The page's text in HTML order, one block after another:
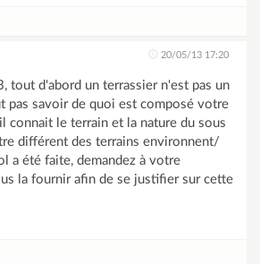
20/05/13 17:20
tout d'abord un terrassier n'est pas un
pas savoir de quoi est composé votre
connait le terrain et la nature du sous
différent des terrains environnent/
a été faite, demandez à votre
la fournir afin de se justifier sur cette